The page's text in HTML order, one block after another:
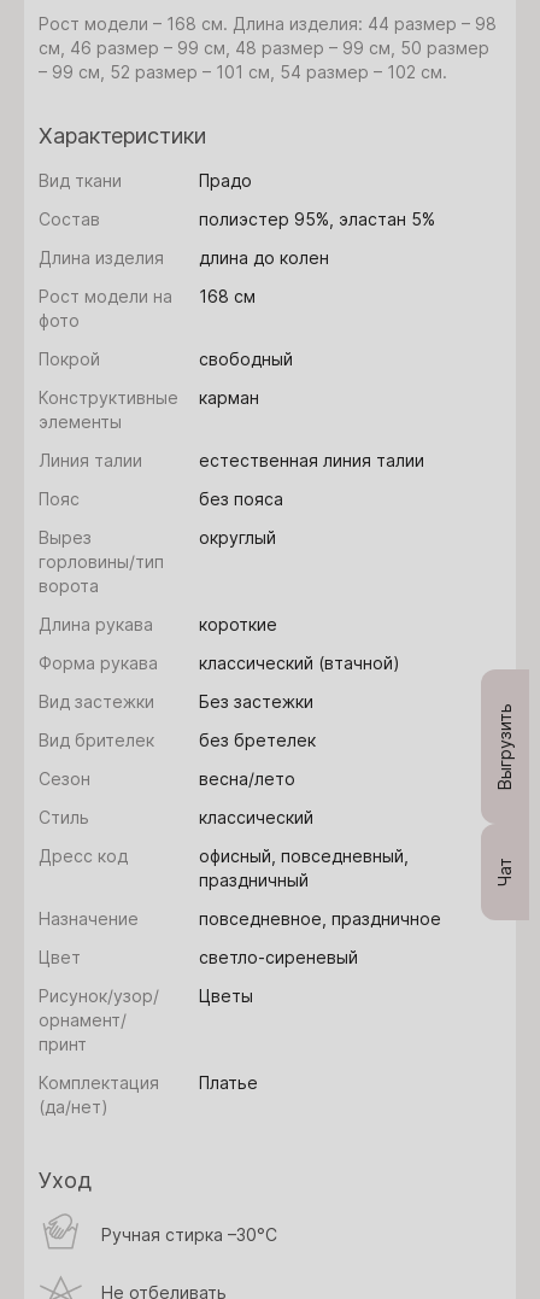
Чат
Выгрузить
Рост модели – 168 см. Длина изделия: 44 размер – 98
см, 46 размер – 99 см, 48 размер – 99 см, 50 размер
– 99 см, 52 размер – 101 см, 54 размер – 102 см.
Характеристики
Вид ткани
Прадо
Состав
полиэстер 95%, эластан 5%
Длина изделия
длина до колен
Рост модели на
фото
168 см
Покрой
свободный
Конструктивные
элементы
карман
Линия талии
естественная линия талии
Пояс
без пояса
Вырез
горловины/тип
ворота
округлый
Длина рукава
короткие
Форма рукава
классический (втачной)
Вид застежки
Без застежки
Вид брителек
без бретелек
Сезон
весна/лето
Стиль
классический
Дресс код
офисный, повседневный,
праздничный
Назначение
повседневное, праздничное
Цвет
светло-сиреневый
Рисунок/узор/
орнамент/
принт
Цветы
Комплектация
(да/нет)
Платье
Уход
Ручная стирка –30°C
Не отбеливать